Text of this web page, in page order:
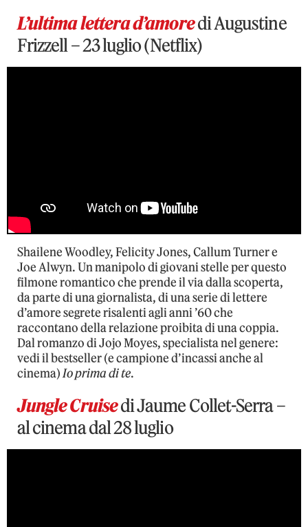
L’ultima lettera d’amoredi Augustine
Frizzell – 23 luglio (Netflix)
Shailene Woodley, Felicity Jones, Callum Turner e
Joe Alwyn. Un manipolo di giovani stelle per questo
filmone romantico che prende il via dalla scoperta,
da parte di una giornalista, di una serie di lettere
d’amore segrete risalenti agli anni ’60 che
raccontano della relazione proibita di una coppia.
Dal romanzo di Jojo Moyes, specialista nel genere:
vedi il bestseller (e campione d’incassi anche al
cinema)Io prima di te.
Jungle Cruisedi Jaume Collet-Serra –
al cinema dal 28 luglio